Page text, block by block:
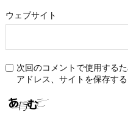
ウェブサイト
次回のコメントで使用する
アドレス、サイトを保存する